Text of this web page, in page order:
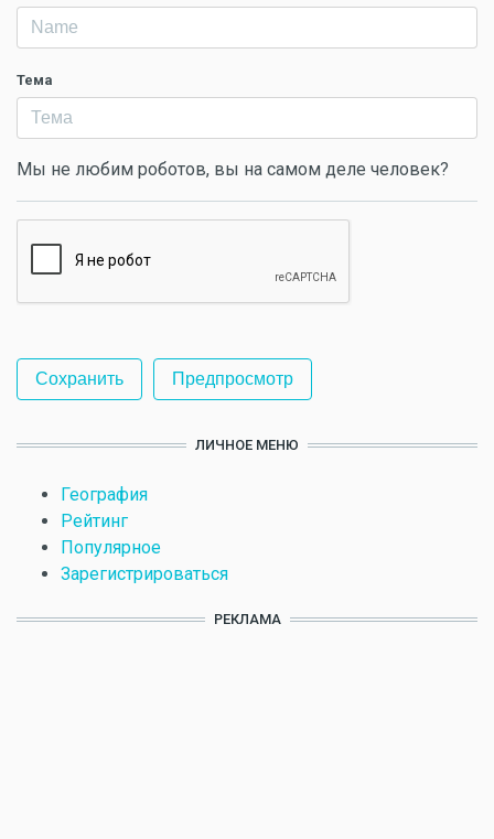
Тема
Мы не любим роботов, вы на самом деле человек?
ЛИЧНОЕ МЕНЮ
География
Рейтинг
Популярное
Зарегистрироваться
РЕКЛАМА